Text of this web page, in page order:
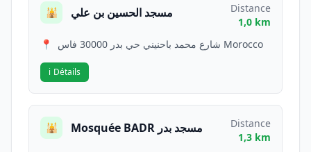
🕌 مسجد الحسين بن علي
Distance
1,0 km
📍
شارع محمد باحنيني حي بدر 30000 فاس Morocco
ℹ️ Détails
🕌 Mosquée BADR مسجد بدر
Distance
1,3 km